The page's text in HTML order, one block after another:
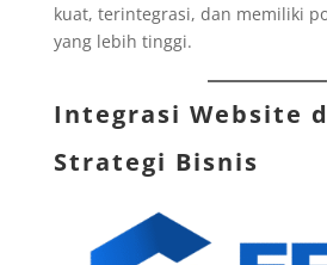
kuat, terintegrasi, dan memiliki
yang lebih tinggi.
Integrasi Website
Strategi Bisnis